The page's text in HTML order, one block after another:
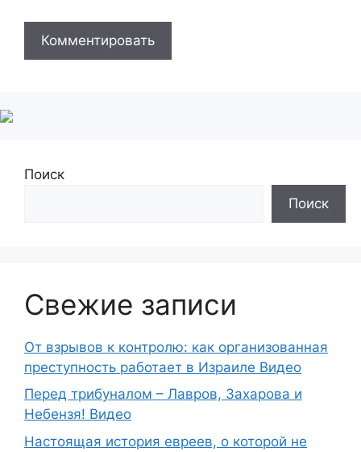
Поиск
Поиск
Свежие записи
От взрывов к контролю: как организованная
преступность работает в Израиле Видео
Перед трибуналом – Лавров, Захарова и
Небензя! Видео
Настоящая история евреев, о которой не